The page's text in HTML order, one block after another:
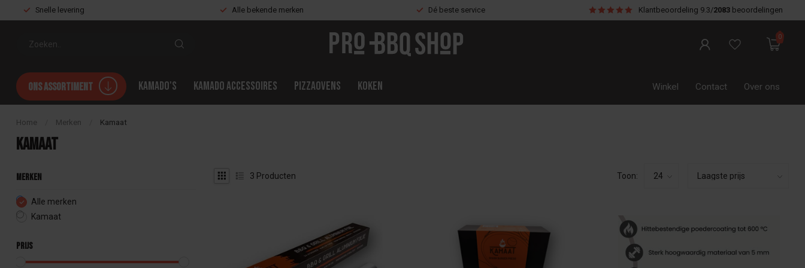
Snelle levering Alle bekende merken Dé beste service Klantbeoordeling 9.3/2083 beoordelingen
0
Ons assortiment Kamado's Kamado accessoires Pizzaovens Koken Winkel Contact Over ons
Home Merken Kamaat
Kamaat
Merken
Alle merken
Kamaat
Prijs
3 Producten Toon: